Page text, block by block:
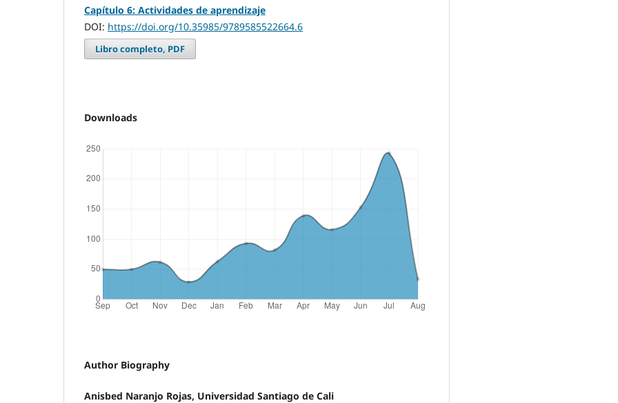
Capítulo 6: Actividades de aprendizaje
DOI: https://doi.org/10.35985/9789585522664.6
Libro completo, PDF
Downloads
Author Biography
Anisbed Naranjo Rojas, Universidad Santiago de Cali